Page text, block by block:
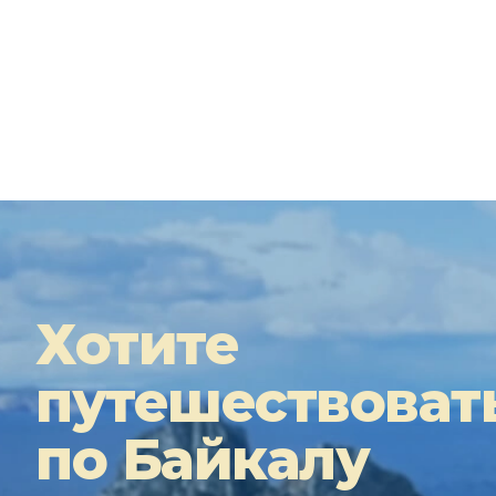
Хотите
по Байкалу